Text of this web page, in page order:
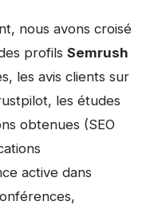
nous avons croisé
profils Semrush
les avis clients sur
les études
obtenues (SEO
active dans